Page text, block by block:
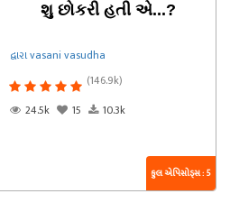
શુ છોકરી હતી એ...?
દ્વારા vasani vasudha
(146.9k)
24.5k
15 10.3k
કુલ એપિસોડ્સ : 5